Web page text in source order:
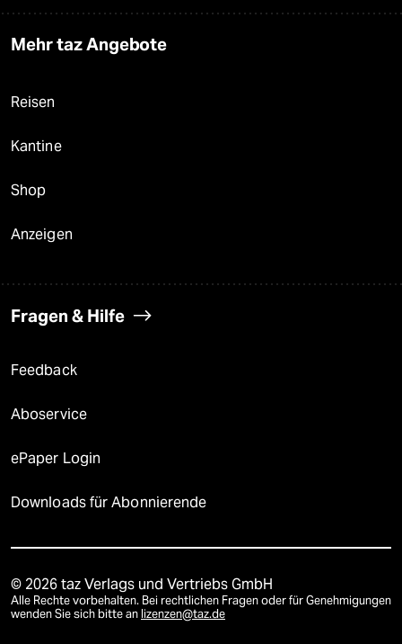
Mehr taz Angebote
Reisen
Kantine
Shop
Anzeigen
Fragen & Hilfe
Feedback
Aboservice
ePaper Login
Downloads für Abonnierende
© 2026 taz Verlags und Vertriebs GmbH
Alle Rechte vorbehalten. Bei rechtlichen Fragen oder für Genehmigungen
wenden Sie sich bitte an lizenzen@taz.de